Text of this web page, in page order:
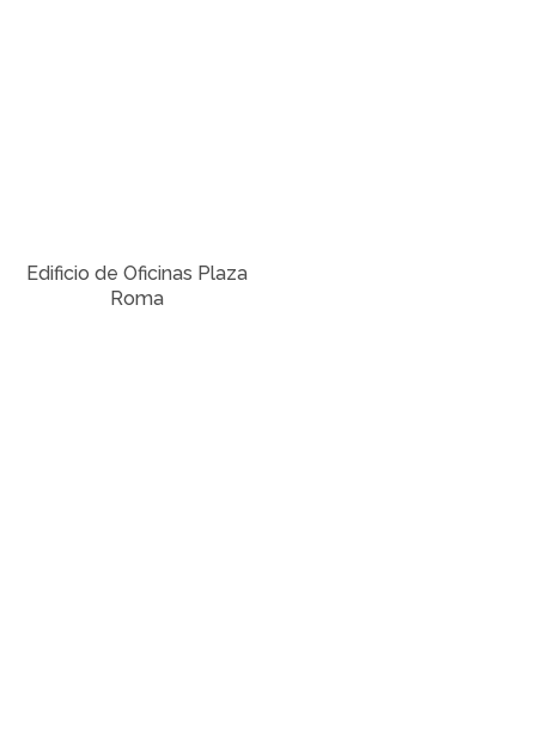
Edificio de Oficinas Plaza
Roma